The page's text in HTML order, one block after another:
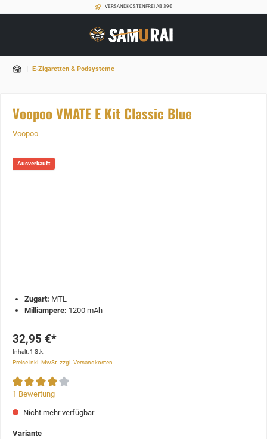
VERSANDKOSTENFREI AB 39€
| E-Zigaretten & Podsysteme
Voopoo VMATE E Kit Classic Blue
Voopoo
Ausverkauft
Zugart: MTL
Milliampere: 1200 mAh
32,95 €*
Inhalt:1 Stk.
Preise inkl. MwSt. zzgl. Versandkosten
1 Bewertung
Nicht mehr verfügbar
Variante